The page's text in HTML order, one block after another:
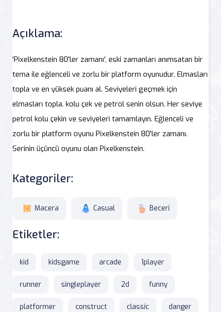
Açıklama:
'Pixelkenstein 80'ler zamanı', eski zamanları anımsatan bir
tema ile eğlenceli ve zorlu bir platform oyunudur. Elmasları
topla ve en yüksek puanı al. Seviyeleri geçmek için
elmasları topla. kolu çek ve petrol senin olsun. Her seviye
petrol kolu çekin ve seviyeleri tamamlayın. Eğlenceli ve
zorlu bir platform oyunu Pixelkenstein 80'ler zamanı.
Serinin üçüncü oyunu olan Pixelkenstein.
Kategoriler:
Macera Casual Beceri
Etiketler:
kid kidsgame arcade 1player
runner singleplayer 2d funny
platformer construct classic danger